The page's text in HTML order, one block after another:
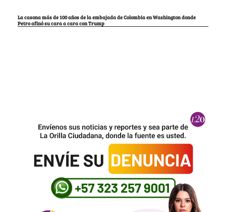
La casona más de 100 años de la embajada de Colombia en Washington donde
Petro afinó su cara a cara con Trump